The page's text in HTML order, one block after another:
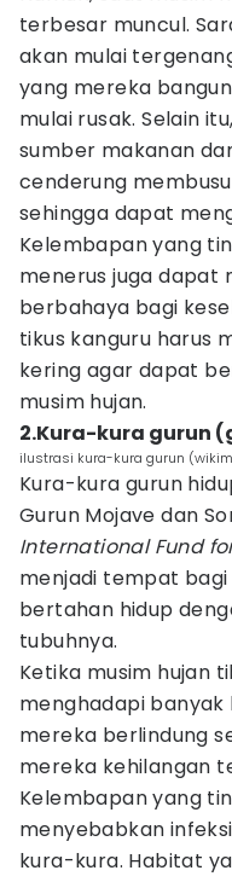
terbesar muncul.
akan mulai
yang mereka
mulai rusak. Selain
sumber makanan
cenderung
sehingga dapat
Kelembapan yang
menerus juga dapat
berbahaya bagi
tikus kanguru harus
kering agar dapat
musim hujan.
2.Kura-kura gurun
ilustrasi kura-kura gurun
Kura-kura gurun
Gurun Mojave dan
International Fund
menjadi tempat
bertahan hidup
tubuhnya.
Ketika musim hujan
menghadapi
mereka berlindung
mereka kehilangan
Kelembapan yang
menyebabkan
kura-kura. Habitat